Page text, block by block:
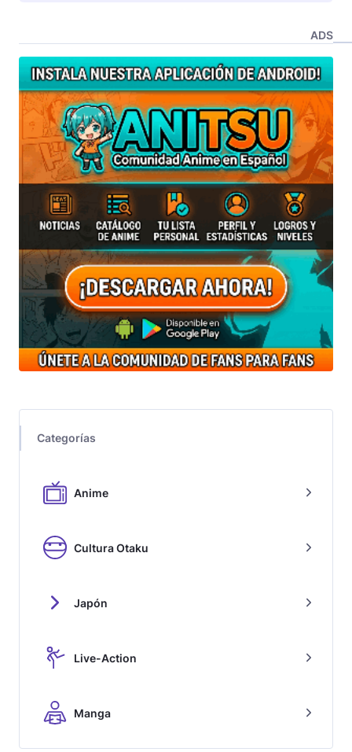
ADS
Categorías
Anime
Cultura Otaku
Japón
Live-Action
Manga